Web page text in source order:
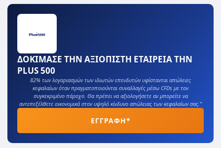
ΔΟΚΙΜΑΣΕ ΤΗΝ ΑΞΙΟΠΙΣΤΗ ΕΤΑΙΡΕΙΑ ΤΗΝ
PLUS 500
82% των λογαριασμών των ιδιωτών επενδυτών υφίστανται απώλειες
κεφαλαίων όταν πραγματοποιούνται συναλλαγές μέσω CFDs με τον
συγκεκριμένο πάροχο. Θα πρέπει να αξιολογήσετε αν μπορείτε να
αντεπεξέλθετε οικονομικά στον υψηλό κίνδυνο απώλειας των κεφαλαίων σας.”
ΕΓΓΡΑΦΗ*